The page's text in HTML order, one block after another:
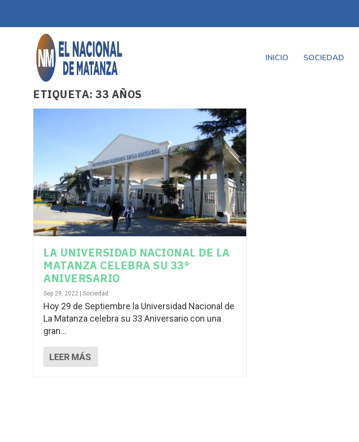
INICIO SOCIEDAD
ETIQUETA:33 AÑOS
LA UNIVERSIDAD NACIONAL DE LA
MATANZA CELEBRA SU 33°
ANIVERSARIO
Sep 29, 2022 |Sociedad
Hoy 29 de Septiembre la Universidad Nacional de
La Matanza celebra su 33 Aniversario con una
gran...
LEER MÁS